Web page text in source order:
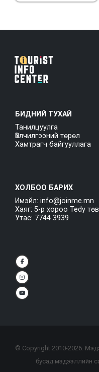
БИДНИЙ ТУХАЙ
Танилцуулга
Үйлчилгээний төрөл
Хамтрагч байгууллага
ХОЛБОО БАРИХ
Имэйл: info@joinme.mn
Хаяг: 5-р хороо Tedy
Утас: 7744 3939
© Copyright 2010-2026.
бусад мэдээллийн